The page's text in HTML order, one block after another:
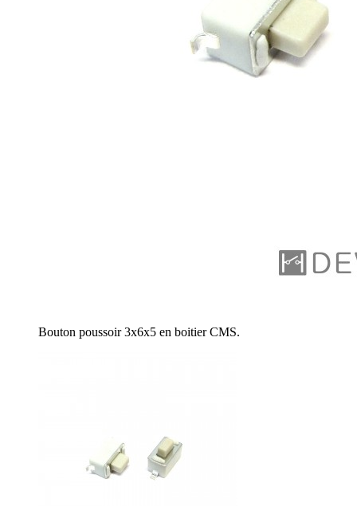
Bouton poussoir 3x6x5 en boitier CMS.